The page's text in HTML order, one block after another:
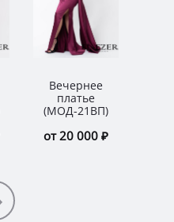
Вечернее
платье
(МОД-21ВП)
от 20 000 ₽